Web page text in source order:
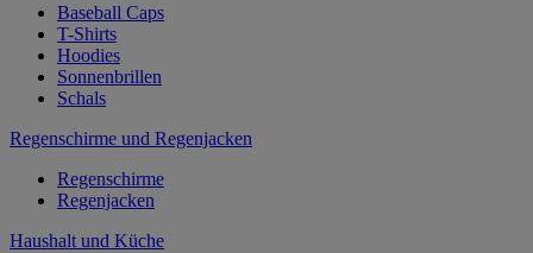
Baseball Caps
T-Shirts
Hoodies
Sonnenbrillen
Schals
Regenschirme und Regenjacken
Regenschirme
Regenjacken
Haushalt und Küche